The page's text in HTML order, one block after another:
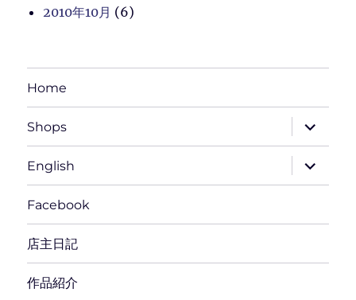
2010年10月 (6)
Home
Shops
ブ
メ
ニ
ュ
ー
開
English
ブ
メ
ー
開
Facebook
店主日記
作品紹介